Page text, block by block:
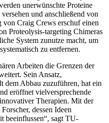
unerwünschte Proteine
und anschließend von
Craig Crews erschuf einen
Proteolysis-targeting Chimeras
System zunutze macht, um
zu entfernen.
Arbeiten die Grenzen der
Sein Ansatz,
dem Abbau zuzuführen, hat ein
eröffnet vielversprechende
Therapien. Mit der
dessen Ideen
beeinflussen“, sagt TU-